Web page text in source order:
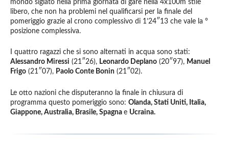
mondo siglato nella prima giornata di gare nella 4x100m stile
libero, che non ha problemi nel qualificarsi per la finale del
pomeriggio grazie al crono complessivo di 1’24″13 che vale la °
posizione complessiva.
I quattro ragazzi che si sono alternati in acqua sono stati:
Alessandro Miressi (21″26), Leonardo Deplano (20″97), Manuel
Frigo (21″07), Paolo Conte Bonin (21″02).
Le otto nazioni che disputeranno la finale in chiusura di
programma questo pomeriggio sono: Olanda, Stati Uniti, Italia,
Giappone, Australia, Brasile, Spagna e Ucraina.